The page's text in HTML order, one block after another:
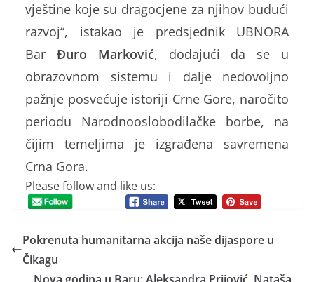
vještine koje su dragocjene za njihov budući
razvoj“, istakao je predsjednik UBNORA
Bar Đuro Marković, dodajući da se u
obrazovnom sistemu i dalje nedovoljno
pažnje posvećuje istoriji Crne Gore, naročito
periodu Narodnooslobodilačke borbe, na
čijim temeljima je izgrađena savremena
Crna Gora.
Please follow and like us:
Pokrenuta humanitarna akcija naše dijaspore u
Čikagu